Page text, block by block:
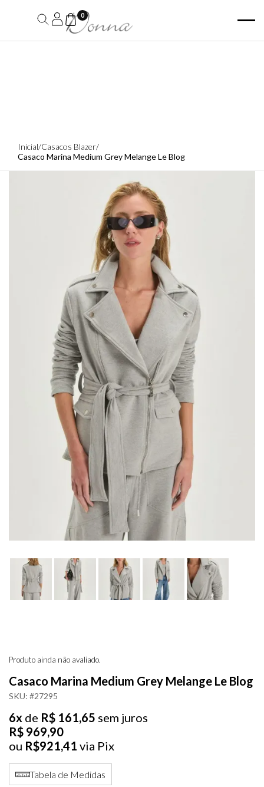
0
Inicial/Casacos Blazer/
Casaco Marina Medium Grey Melange Le Blog
Produto ainda não avaliado.
Casaco Marina Medium Grey Melange Le Blog
SKU: #27295
6x de R$ 161,65 sem juros
R$ 969,90
ou R$921,41 via Pix
Tabela de Medidas